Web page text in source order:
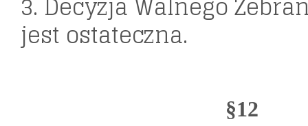
jest ostateczna.
§12